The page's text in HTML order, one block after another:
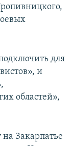
для
и
областей»,
Закарпатье